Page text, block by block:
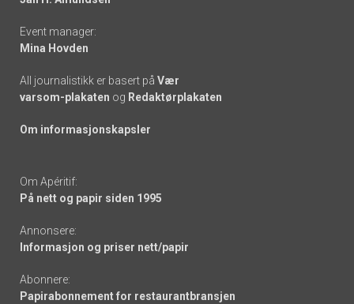
Event manager:
Mina Hovden
All journalistikk er basert på Vær
varsom-plakaten og Redaktørplakaten
Om informasjonskapsler
Om Apéritif:
På nett og papir siden 1995
Annonsere:
Informasjon og priser nett/papir
Abonnere:
Papirabonnement for restaurantbransjen